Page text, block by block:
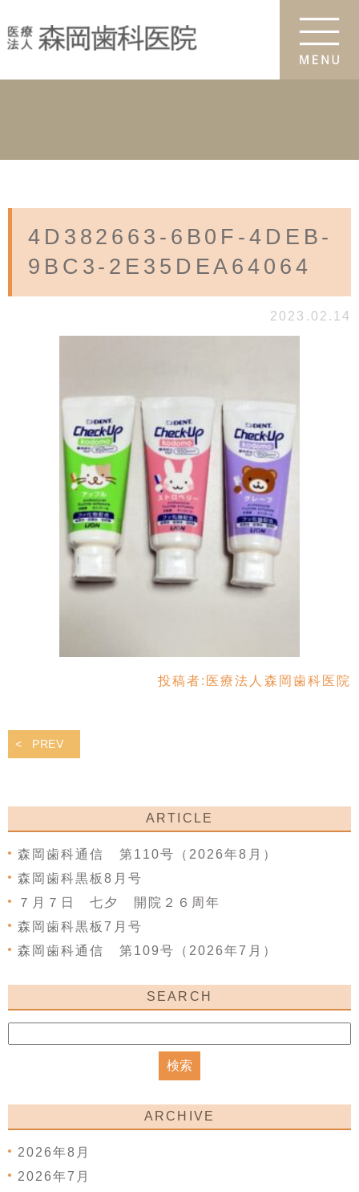
4D382663-6B0F-4DEB-
9BC3-2E35DEA64064
2023.02.14
投稿者: 医療法人森岡歯科医院
PREV
ARTICLE
森岡歯科通信 第110号（2026年8月）
森岡歯科黒板8月号
７月７日 七夕 開院２６周年
森岡歯科黒板7月号
森岡歯科通信 第109号（2026年7月）
SEARCH
ARCHIVE
2026年8月
2026年7月